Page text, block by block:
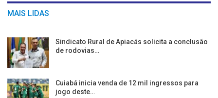
MAIS LIDAS
Sindicato Rural de Apiacás solicita a conclusão
de rodovias…
Cuiabá inicia venda de 12 mil ingressos para
jogo deste…